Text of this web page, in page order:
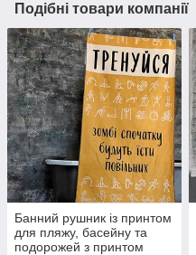
Подібні товари компанії
Банний рушник із принтом
для пляжу, басейну та
подорожей з принтом